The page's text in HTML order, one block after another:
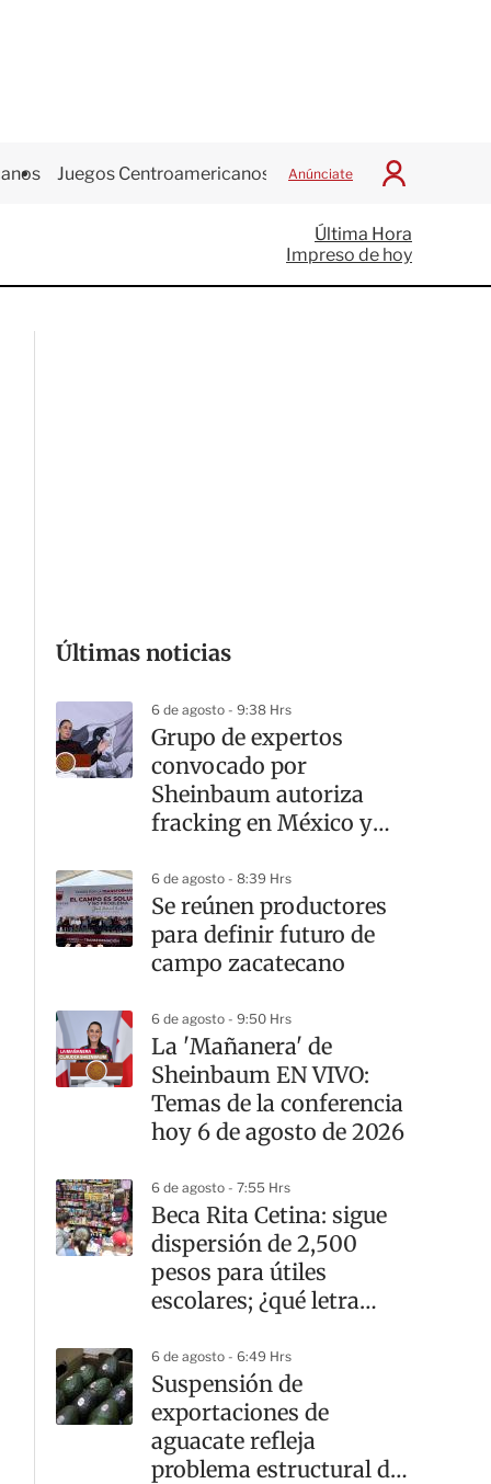
Juegos Centroamericanos Anúnciate
I
c
i
a
Última Hora
Impreso de hoy
Últimas noticias
6 de agosto - 9:38 Hrs
Grupo de expertos
convocado por
Sheinbaum autoriza
fracking en México y
recomendaciones
6 de agosto - 8:39 Hrs
Se reúnen productores
para definir futuro de
campo zacatecano
6 de agosto - 9:50 Hrs
La 'Mañanera' de
Sheinbaum EN VIVO:
Temas de la conferencia
hoy 6 de agosto de 2026
6 de agosto - 7:55 Hrs
Beca Rita Cetina: sigue
dispersión de 2,500
pesos para útiles
escolares; ¿qué letra
6 de agosto - 6:49 Hrs
Suspensión de
exportaciones de
aguacate refleja
problema estructural de